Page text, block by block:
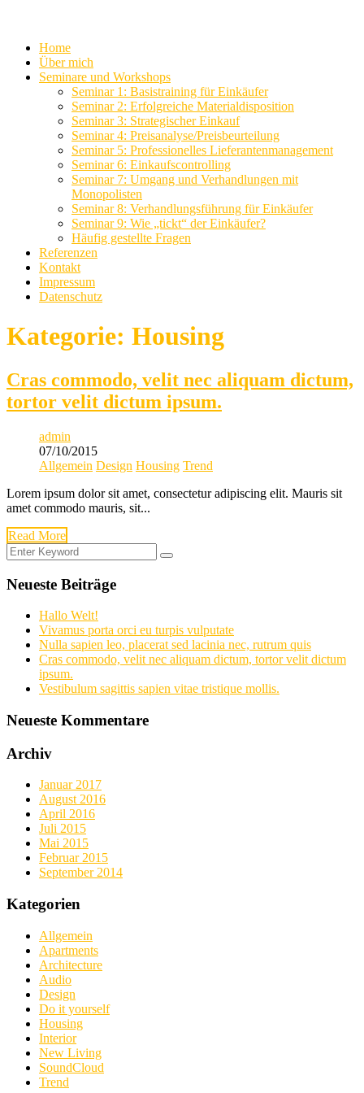
Home
Über mich
Seminare und Workshops
Seminar 1: Basistraining für Einkäufer
Seminar 2: Erfolgreiche Materialdisposition
Seminar 3: Strategischer Einkauf
Seminar 4: Preisanalyse/Preisbeurteilung
Seminar 5: Professionelles Lieferantenmanagement
Seminar 6: Einkaufscontrolling
Seminar 7: Umgang und Verhandlungen mit
Monopolisten
Seminar 8: Verhandlungsführung für Einkäufer
Seminar 9: Wie „tickt“ der Einkäufer?
Häufig gestellte Fragen
Referenzen
Kontakt
Impressum
Datenschutz
Kategorie: Housing
Cras commodo, velit nec aliquam dictum,
tortor velit dictum ipsum.
admin
07/10/2015
Allgemein Design Housing Trend
Lorem ipsum dolor sit amet, consectetur adipiscing elit. Mauris sit
amet commodo mauris, sit...
Read More
Neueste Beiträge
Hallo Welt!
Vivamus porta orci eu turpis vulputate
Nulla sapien leo, placerat sed lacinia nec, rutrum quis
Cras commodo, velit nec aliquam dictum, tortor velit dictum
ipsum.
Vestibulum sagittis sapien vitae tristique mollis.
Neueste Kommentare
Archiv
Januar 2017
August 2016
April 2016
Juli 2015
Mai 2015
Februar 2015
September 2014
Kategorien
Allgemein
Apartments
Architecture
Audio
Design
Do it yourself
Housing
Interior
New Living
SoundCloud
Trend